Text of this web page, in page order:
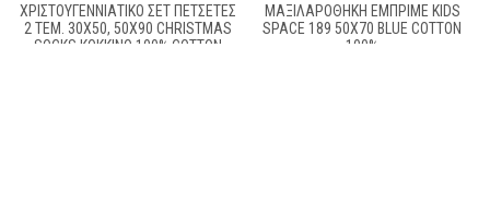
ΧΡΙΣΤΟΥΓΕΝΝΙΆΤΙΚΟ ΣΕΤ ΠΕΤΣΈΤΕΣ
2 ΤΕΜ. 30X50, 50X90 CHRISTMAS
SOCKS ΚΌΚΚΙΝΟ 100% COTTON
ΜΑΞΙΛΑΡΟΘΗΚΗ ΕΜΠΡΙΜΕ KIDS
SPACE 189 50X70 BLUE COTTON
100%